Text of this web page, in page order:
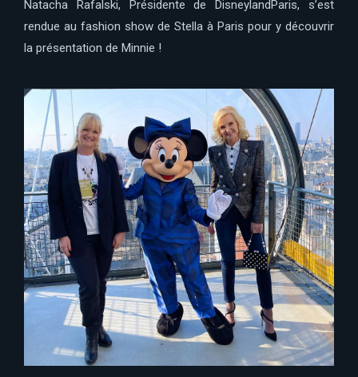
Natacha Rafalski, Présidente de DisneylandParis, s’est
rendue au fashion show de Stella à Paris pour y découvrir
la présentation de Minnie !